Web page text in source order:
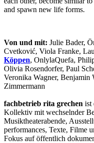
and spawn new life forms.
Von und mit: Julie Bader,
Cvetković, Viola Franke,
Köppen, OnlylaQuefa,
Olivia Rosendorfer, Paul
Veronika Wagner, Benjamin
Zimmermann
fachbetrieb rita grechen ist
Kollektiv mit wechselnder
Musiktheaterabende,
performances, Texte, Filme
Fokus auf öffentlich